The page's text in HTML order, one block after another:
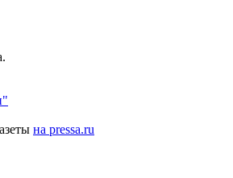
на pressa.ru